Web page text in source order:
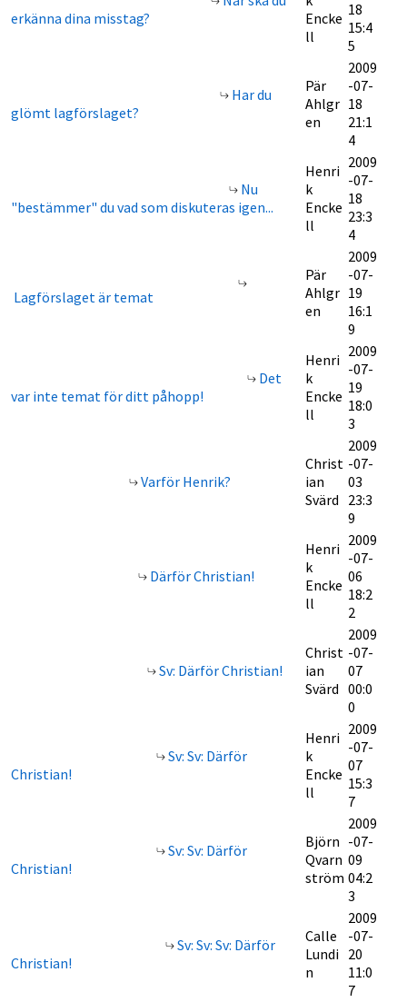
erkänna dina misstag?
Encke
ll
18
15:4
5
Har du
glömt lagförslaget?
Pär
Ahlgr
en
2009
-07-
18
21:1
4
Nu
"bestämmer" du vad som diskuteras igen...
Henri
k
Encke
ll
2009
-07-
18
23:3
4
Lagförslaget är temat
Pär
Ahlgr
en
2009
-07-
19
16:1
9
Det
var inte temat för ditt påhopp!
Henri
k
Encke
ll
2009
-07-
19
18:0
3
Varför Henrik?
Christ
ian
Svärd
2009
-07-
03
23:3
9
Därför Christian!
Henri
k
Encke
ll
2009
-07-
06
18:2
2
Sv: Därför Christian!
Christ
ian
Svärd
2009
-07-
07
00:0
0
Sv: Sv: Därför
Christian!
Henri
k
Encke
ll
2009
-07-
07
15:3
7
Sv: Sv: Därför
Christian!
Björn
Qvarn
ström
2009
-07-
09
04:2
3
Sv: Sv: Sv: Därför
Christian!
Calle
Lundi
n
2009
-07-
20
11:0
7